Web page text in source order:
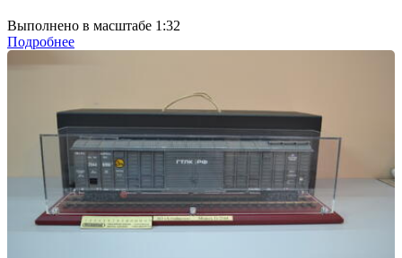
Выполнено в масштабе 1:32
Подробнее